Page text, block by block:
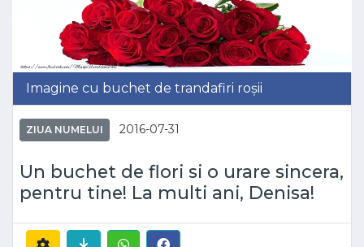
Imagine cu buchet de trandafiri roșii
ZIUA NUMELUI 2016-07-31
Un buchet de flori si o urare sincera,
pentru tine! La multi ani, Denisa!